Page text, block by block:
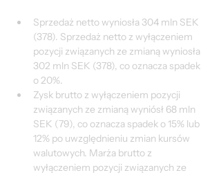
Sprzedaż netto wyniosła 304 mln SEK
(378). Sprzedaż netto z wyłączeniem
pozycji związanych ze zmianą wyniosła
302 mln SEK (378), co oznacza spadek
o 20%.
Zysk brutto z wyłączeniem pozycji
związanych ze zmianą wyniósł 68 mln
SEK (79), co oznacza spadek o 15% lub
12% po uwzględnieniu zmian kursów
walutowych. Marża brutto z
wyłączeniem pozycji związanych ze